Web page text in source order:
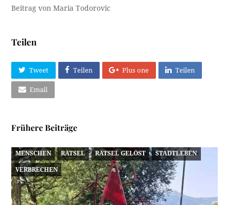
Beitrag von Maria Todorovic
Teilen
Tweet Teilen Plus one Teilen
Email
Frühere Beiträge
MENSCHEN RÄTSEL RÄTSEL GELÖST STADTLEBEN
VERBRECHEN